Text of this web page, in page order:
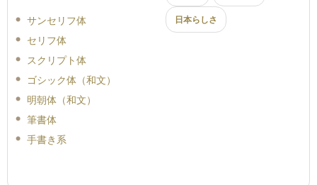
サンセリフ体
セリフ体
スクリプト体
ゴシック体（和文）
明朝体（和文）
筆書体
手書き系
日本らしさ